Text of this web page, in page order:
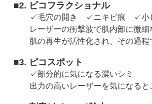
■2. ピコフラクショナル
✓毛穴の開き ✓ニキビ痕 ✓小
レーザーの衝撃波で肌内部に微細
肌の再生が活性化され、その過程
■3. ピコスポット
✓部分的に気になる濃いシミ
出力の高いレーザーを気になると